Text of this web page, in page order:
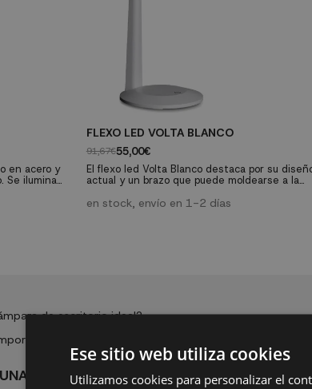
en acero y
Se ilumina
a través del
FLEXO LED VOLTA BLANCO
91,67€55,00€
El flexo led Volta Blanco destaca por su
actual y un brazo que puede moldearse a la
con un acabado en color blanco. Funciona con
en stock, envío en 1-2 días
de escritorio ideal?
que es
BUENA LÁMPARA DE ESCRITORIO?
Ese sitio web utiliza cookies
Utilizamos cookies para personalizar el